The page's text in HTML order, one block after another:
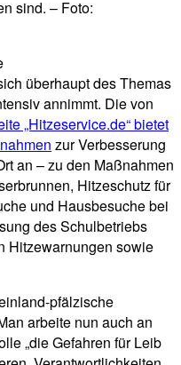
sind. – Foto:
überhaupt des Themas
annimmt. Die von
„Hitzeservice.de“ bietet
zur Verbesserung
an – zu den Maßnahmen
Hitzeschutz für
und Hausbesuche bei
des Schulbetriebs
Hitzewarnungen sowie
pfälzische
arbeite nun auch an
„die Gefahren für Leib